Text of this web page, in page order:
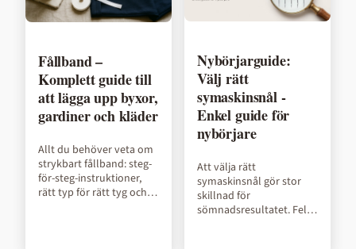
Fållband –
Komplett guide till
att lägga upp byxor,
gardiner och kläder
Allt du behöver veta om
strykbart fållband: steg-
för-steg-instruktioner,
rätt typ för rätt tyg och
Nybörjarguide:
Välj rätt
symaskinsnål -
Enkel guide för
nybörjare
Att välja rätt
symaskinsnål gör stor
skillnad för
sömnadsresultatet. Fel